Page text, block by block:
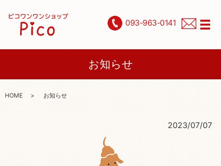
093-963-0141
メ
お知らせ
HOME お知らせ
2023/07/07